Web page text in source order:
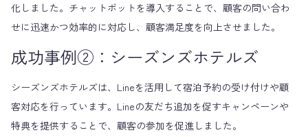
化しました。チャットボットを導入することで、顧客の問い合わ
せに迅速かつ効率的に対応し、顧客満足度を向上させました。
成功事例②：シーズンズホテルズ
シーズンズホテルズは、Lineを活用して宿泊予約の受け付けや顧
客対応を行っています。Lineの友だち追加を促すキャンペーンや
特典を提供することで、顧客の参加を促進しました。